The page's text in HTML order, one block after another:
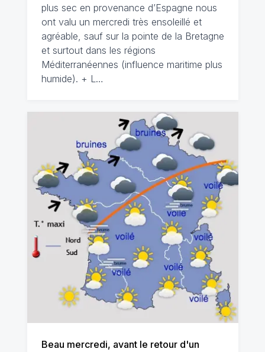
plus sec en provenance d’Espagne nous
ont valu un mercredi très ensoleillé et
agréable, sauf sur la pointe de la Bretagne
et surtout dans les régions
Méditerranéennes (influence maritime plus
humide). + L…
Beau mercredi, avant le retour d'un